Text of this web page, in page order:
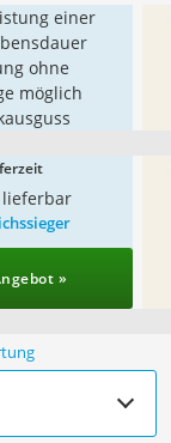
einer
ohne
möglich
»